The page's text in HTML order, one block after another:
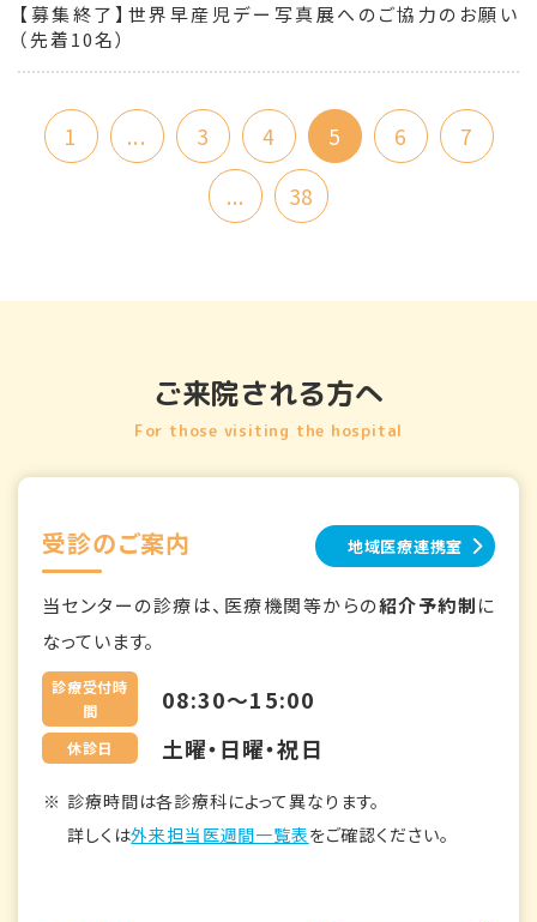
【募集終了】世界早産児デー写真展へのご協力のお願い
（先着10名）
1 ... 3 4 5 6
7
...
38
ご来院される方へ
For those visiting the hospital
受診のご案内 地域医療連携室
当センターの診療は、医療機関等からの紹介予約制に
なっています。
診療受付時
間
08:30～15:00
休診日 土曜・日曜・祝日
診療時間は各診療科によって異なります。
詳しくは外来担当医週間一覧表をご確認ください。